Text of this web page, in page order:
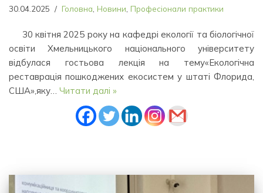
30.04.2025 Головна Новини Професіонали практики
30 квітня 2025 року на кафедрі екології та біологічної
освіти Хмельницького національного університету
відбулася гостьова лекція на тему«Екологічна
реставрація пошкоджених екосистем у штаті Флорида,
США»,яку… Читати далі »